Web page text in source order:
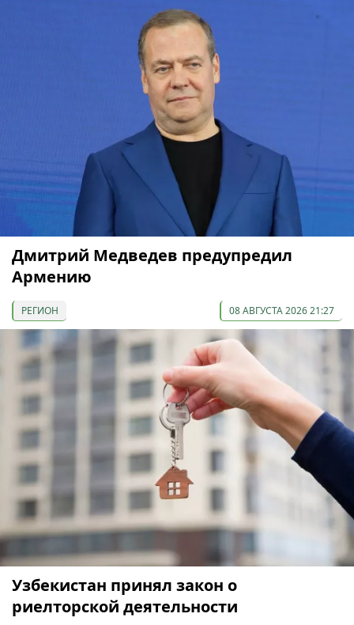
Дмитрий Медведев предупредил
Армению
РЕГИОН 08 АВГУСТА 2026 21:27
Узбекистан принял закон о
риелторской деятельности